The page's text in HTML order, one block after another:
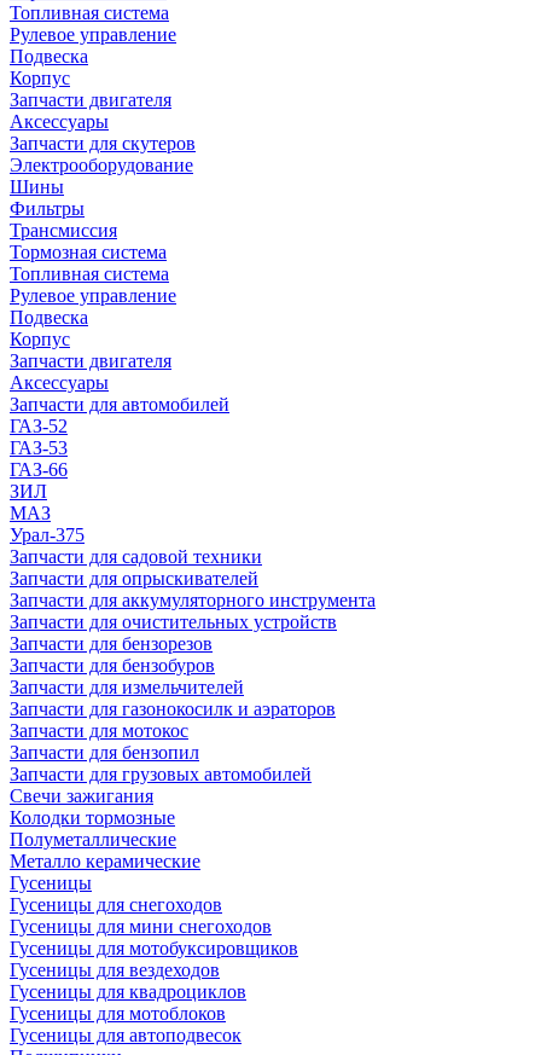
Топливная система
Рулевое управление
Подвеска
Корпус
Запчасти двигателя
Аксессуары
Запчасти для скутеров
Электрооборудование
Шины
Фильтры
Трансмиссия
Тормозная система
Топливная система
Рулевое управление
Подвеска
Корпус
Запчасти двигателя
Аксессуары
Запчасти для автомобилей
ГАЗ-52
ГАЗ-53
ГАЗ-66
ЗИЛ
МАЗ
Урал-375
Запчасти для садовой техники
Запчасти для опрыскивателей
Запчасти для аккумуляторного инструмента
Запчасти для очистительных устройств
Запчасти для бензорезов
Запчасти для бензобуров
Запчасти для измельчителей
Запчасти для газонокосилк и аэраторов
Запчасти для мотокос
Запчасти для бензопил
Запчасти для грузовых автомобилей
Свечи зажигания
Колодки тормозные
Полуметаллические
Металло керамические
Гусеницы
Гусеницы для снегоходов
Гусеницы для мини снегоходов
Гусеницы для мотобуксировщиков
Гусеницы для вездеходов
Гусеницы для квадроциклов
Гусеницы для мотоблоков
Гусеницы для автоподвесок